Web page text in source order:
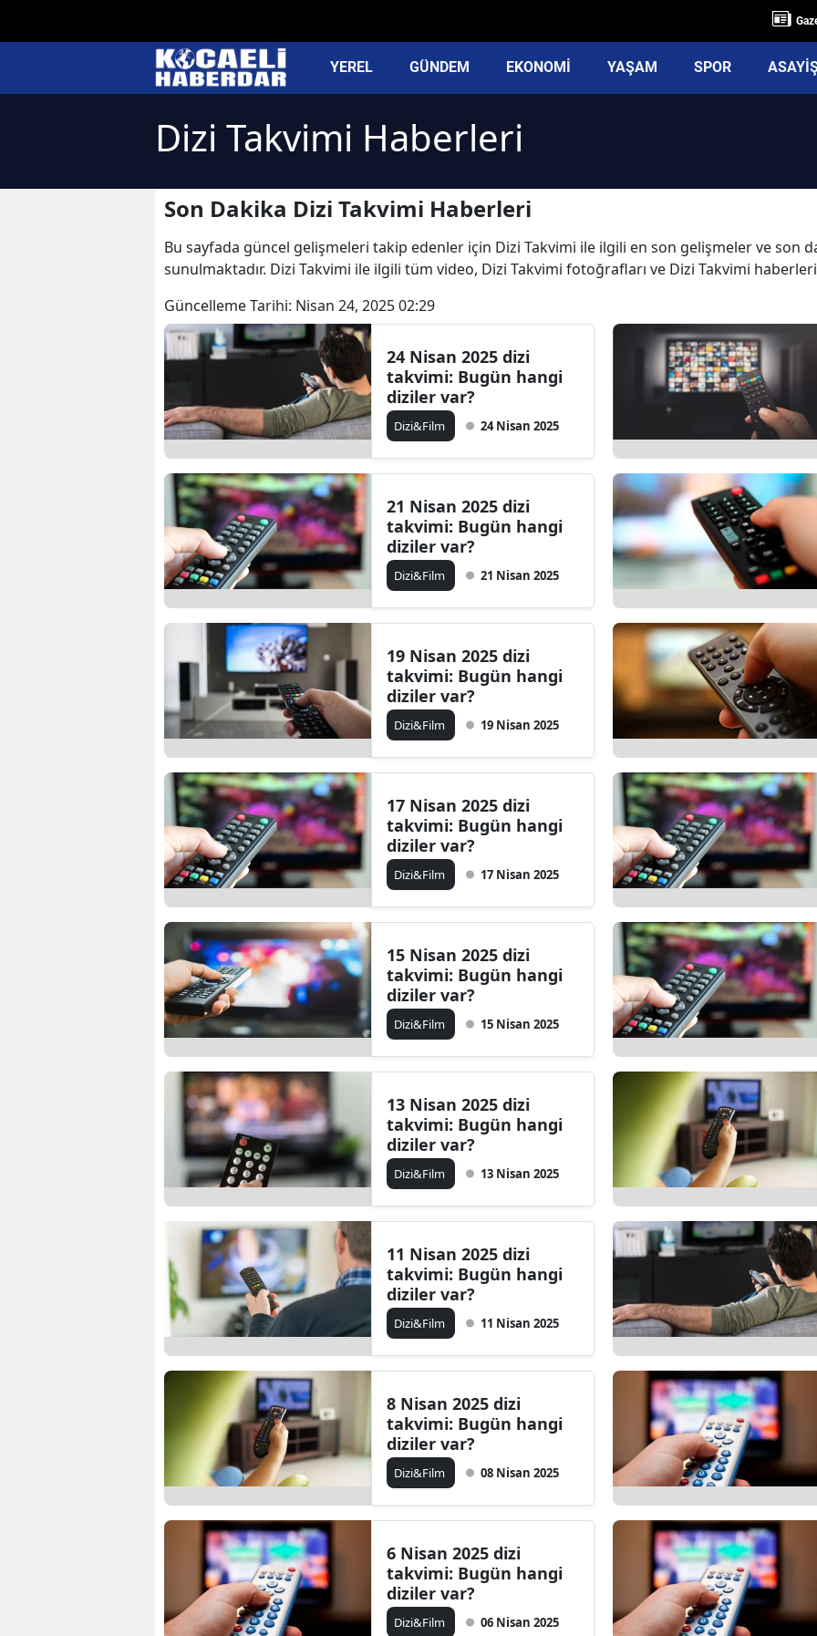
YEREL GÜNDEM EKONOMİ YAŞAM SPOR
Dizi Takvimi Haberleri
Son Dakika Dizi Takvimi Haberleri
Bu sayfada güncel gelişmeleri takip edenler için Dizi Takvimi ile ilgili en son gelişmeler ve son
sunulmaktadır. Dizi Takvimi ile ilgili tüm video, Dizi Takvimi fotoğrafları ve Dizi Takvimi
Güncelleme Tarihi: Nisan 24, 2025 02:29
24 Nisan 2025 dizi
takvimi: Bugün hangi
diziler var?
Dizi&Film 24 Nisan 2025
21 Nisan 2025 dizi
takvimi: Bugün hangi
diziler var?
Dizi&Film 21 Nisan 2025
19 Nisan 2025 dizi
takvimi: Bugün hangi
diziler var?
Dizi&Film 19 Nisan 2025
17 Nisan 2025 dizi
takvimi: Bugün hangi
diziler var?
Dizi&Film 17 Nisan 2025
15 Nisan 2025 dizi
takvimi: Bugün hangi
diziler var?
Dizi&Film 15 Nisan 2025
13 Nisan 2025 dizi
takvimi: Bugün hangi
diziler var?
Dizi&Film 13 Nisan 2025
11 Nisan 2025 dizi
takvimi: Bugün hangi
diziler var?
Dizi&Film 11 Nisan 2025
8 Nisan 2025 dizi
takvimi: Bugün hangi
diziler var?
Dizi&Film 08 Nisan 2025
6 Nisan 2025 dizi
takvimi: Bugün hangi
diziler var?
Dizi&Film 06 Nisan 2025